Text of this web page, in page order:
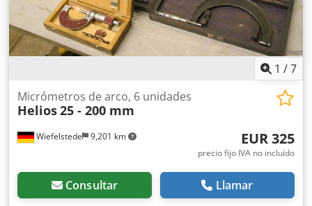
1 /7
Wiefelstede 9,201 km
Micrómetros de arco, 6 unidades
Helios25 - 200 mm
EUR 325
precio fijo IVA no incluído
Consultar Llamar